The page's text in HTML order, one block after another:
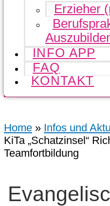
Erzieher
INFO APP
FAQ
KONTAKT
Home » Infos und
KiTa „Schatzinsel“
Teamfortbildung